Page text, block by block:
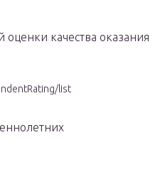
оценки качества оказания
list